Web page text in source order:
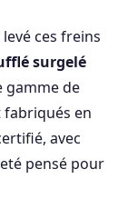
ces freins
surgelé
gamme de
fabriqués en
avec
pensé pour